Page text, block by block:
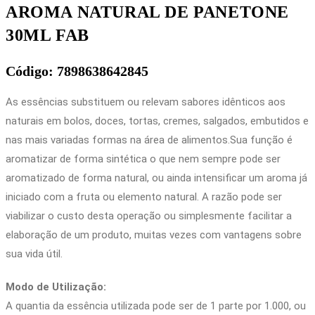
AROMA NATURAL DE PANETONE
30ML FAB
Código: 7898638642845
As essências substituem ou relevam sabores idênticos aos
naturais em bolos, doces, tortas, cremes, salgados, embutidos e
nas mais variadas formas na área de alimentos.Sua função é
aromatizar de forma sintética o que nem sempre pode ser
aromatizado de forma natural, ou ainda intensificar um aroma já
iniciado com a fruta ou elemento natural. A razão pode ser
viabilizar o custo desta operação ou simplesmente facilitar a
elaboração de um produto, muitas vezes com vantagens sobre
sua vida útil.
Modo de Utilização:
A quantia da essência utilizada pode ser de 1 parte por 1.000, ou